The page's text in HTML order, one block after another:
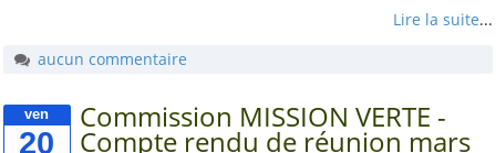
Lire la suite...
aucun commentaire
ven
20
Commission MISSION VERTE -
Compte rendu de réunion mars